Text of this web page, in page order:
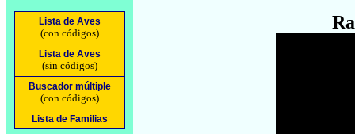
Lista de Aves
(con códigos)
Lista de Aves
(sin códigos)
Buscador múltiple
(con códigos)
Lista de Familias